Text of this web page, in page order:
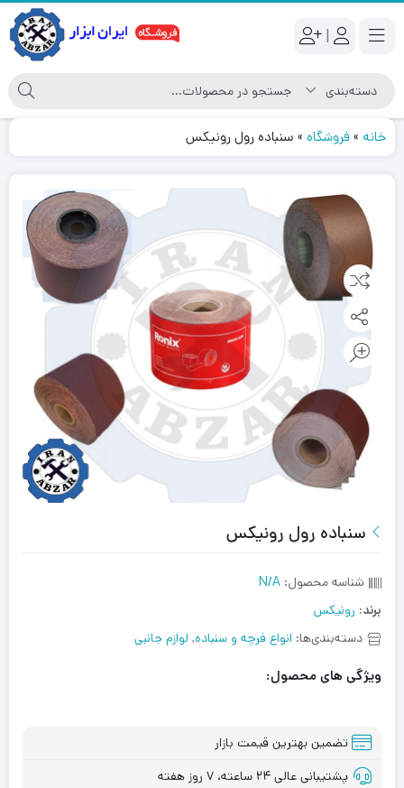
|
خانه »فروشگاه » سنباده رول رونیکس
سنباده رول رونیکس
شناسه محصول: N/A
برند: رونیکس
دسته‌بندی‌ها: انواع فرچه و سنباده, لوازم جانبی
ویژگی های محصول:
تضمین بهترین قیمت بازار
پشتیبانی عالی ۲۴ ساعته، ۷ روز هفته